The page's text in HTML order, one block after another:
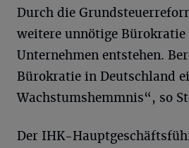
Durch die
weitere unnötige
Unternehmen entstehen.
Bürokratie in Deutschland
Wachstumshemmnis“, so
Der IHK-